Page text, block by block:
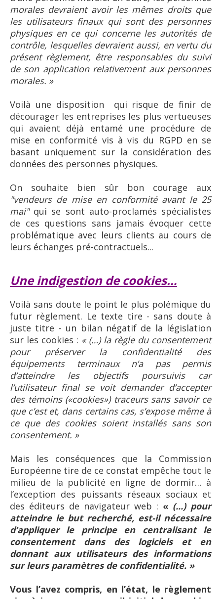
morales devraient avoir les mêmes droits que
les utilisateurs finaux qui sont des personnes
physiques en ce qui concerne les autorités de
contrôle, lesquelles devraient aussi, en vertu du
présent règlement, être responsables du suivi
de son application relativement aux personnes
morales. »
Voilà une disposition qui risque de finir de
décourager les entreprises les plus vertueuses
qui avaient déjà entamé une procédure de
mise en conformité vis à vis du RGPD en se
basant uniquement sur la considération des
données des personnes physiques.
On souhaite bien sûr bon courage aux
"vendeurs de mise en conformité avant le 25
mai"qui se sont auto-proclamés spécialistes
de ces questions sans jamais évoquer cette
problématique avec leurs clients au cours de
leurs échanges pré-contractuels...
Une indigestion de cookies…
Voilà sans doute le point le plus polémique du
futur règlement. Le texte tire - sans doute à
juste titre - un bilan négatif de la législation
sur les cookies : « (…) la règle du consentement
pour préserver la confidentialité des
équipements terminaux n’a pas permis
d’atteindre les objectifs poursuivis car
l’utilisateur final se voit demander d’accepter
des témoins («cookies») traceurs sans savoir ce
que c’est et, dans certains cas, s’expose même à
ce que des cookies soient installés sans son
consentement. »
Mais les conséquences que la Commission
Européenne tire de ce constat empêche tout le
milieu de la publicité en ligne de dormir… à
l’exception des puissants réseaux sociaux et
des éditeurs de navigateur web : « (...) pour
atteindre le but recherché, est-il nécessaire
d’appliquer le principe en centralisant le
consentement dans des logiciels et en
donnant aux utilisateurs des informations
sur leurs paramètres de confidentialité. »
Vous l’avez compris, en l’état, le règlement